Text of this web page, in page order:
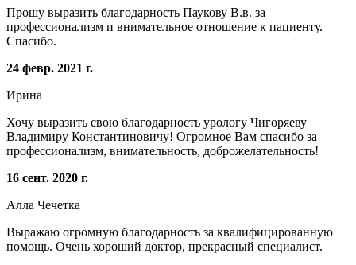
Прошу выразить благодарность Паукову В.в. за
профессионализм и внимательное отношение к пациенту.
Спасибо.
24 февр. 2021 г.
Ирина
Хочу выразить свою благодарность урологу Чигоряеву
Владимиру Константиновичу! Огромное Вам спасибо за
профессионализм, внимательность, доброжелательность!
16 сент. 2020 г.
Алла Чечетка
Выражаю огромную благодарность за квалифицированную
помощь. Очень хороший доктор, прекрасный специалист.